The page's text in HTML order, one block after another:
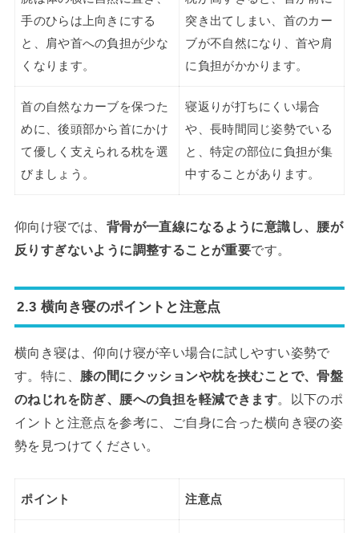
手のひらは上向きにする
と、肩や首への負担が少な
くなります。
突き出てしまい、首のカー
ブが不自然になり、首や肩
に負担がかかります。
首の自然なカーブを保つた
めに、後頭部から首にかけ
て優しく支えられる枕を選
びましょう。
寝返りが打ちにくい場合
や、長時間同じ姿勢でいる
と、特定の部位に負担が集
中することがあります。
仰向け寝では、 背骨が一直線になるように意識し、腰が
反りすぎないように調整することが重要です。
2.3 横向き寝のポイントと注意点
横向き寝は、仰向け寝が辛い場合に試しやすい姿勢で
す。特に、 膝の間にクッションや枕を挟むことで、骨盤
のねじれを防ぎ、腰への負担を軽減できます。以下のポ
イントと注意点を参考に、ご自身に合った横向き寝の姿
勢を見つけてください。
ポイント 注意点